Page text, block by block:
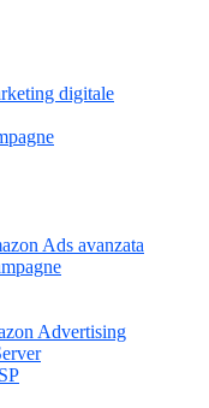
digitale
Ads avanzata
Advertising